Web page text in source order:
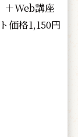
＋Web講座
価格1,150円